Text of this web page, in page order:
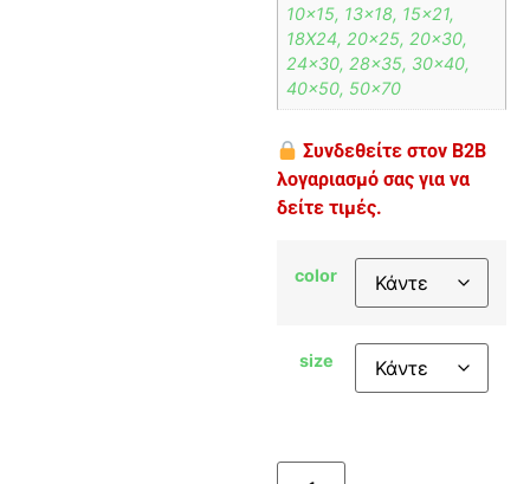
10×15, 13×18, 15×21,
18Χ24, 20×25, 20×30,
24×30, 28×35, 30×40,
40×50, 50×70
Συνδεθείτε στον B2B
λογαριασμό σας για να
δείτε τιμές.
color
size